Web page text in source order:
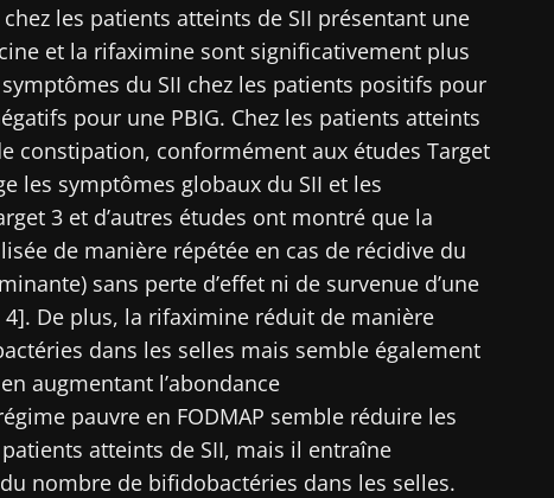
les patients atteints de SII présentant une
et la rifaximine sont significativement plus
du SII chez les patients positifs pour
pour une PBIG. Chez les patients atteints
constipation, conformément aux études Target
les symptômes globaux du SII et les
3 et d’autres études ont montré que la
de manière répétée en cas de récidive du
sans perte d’effet ni de survenue d’une
De plus, la rifaximine réduit de manière
dans les selles mais semble également
augmentant l’abondance
pauvre en FODMAP semble réduire les
atteints de SII, mais il entraîne
nombre de bifidobactéries dans les selles.
sur la
16/07/2026
Microbiote
intratumoral du
cancer colorectal : un
indicateur
pronostique
indépendant ?
Lire l'article
10/07/2026